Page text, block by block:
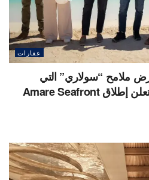
عقارات
ملامح “سولاري” التي
تتشكل على أرض الواقع وتعلن إطلاق Amare Seafront